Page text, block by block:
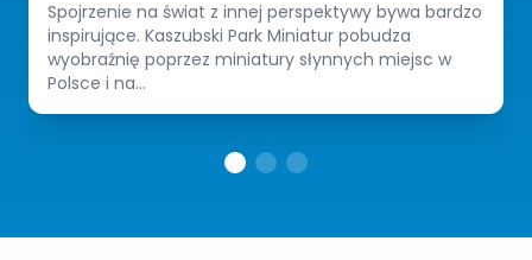
Spojrzenie na świat z innej perspektywy bywa bardzo
inspirujące. Kaszubski Park Miniatur pobudza
wyobraźnię poprzez miniatury słynnych miejsc w
Polsce i na...